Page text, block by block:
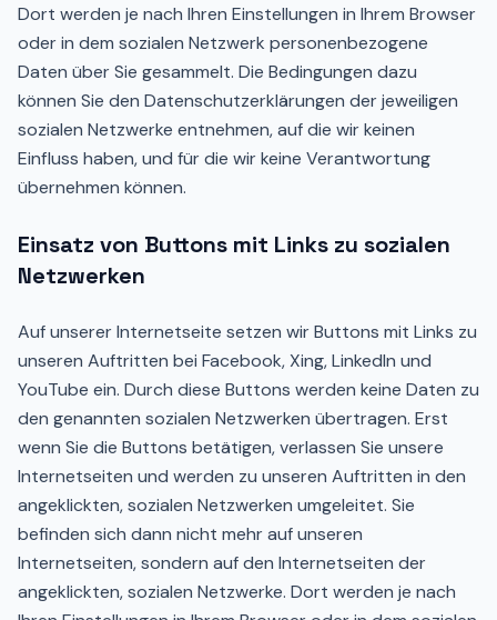
Dort werden je nach Ihren Einstellungen in Ihrem Browser
oder in dem sozialen Netzwerk personenbezogene
Daten über Sie gesammelt. Die Bedingungen dazu
können Sie den Datenschutzerklärungen der jeweiligen
sozialen Netzwerke entnehmen, auf die wir keinen
Einfluss haben, und für die wir keine Verantwortung
übernehmen können.
Einsatz von Buttons mit Links zu sozialen
Netzwerken
Auf unserer Internetseite setzen wir Buttons mit Links zu
unseren Auftritten bei Facebook, Xing, LinkedIn und
YouTube ein. Durch diese Buttons werden keine Daten zu
den genannten sozialen Netzwerken übertragen. Erst
wenn Sie die Buttons betätigen, verlassen Sie unsere
Internetseiten und werden zu unseren Auftritten in den
angeklickten, sozialen Netzwerken umgeleitet. Sie
befinden sich dann nicht mehr auf unseren
Internetseiten, sondern auf den Internetseiten der
angeklickten, sozialen Netzwerke. Dort werden je nach